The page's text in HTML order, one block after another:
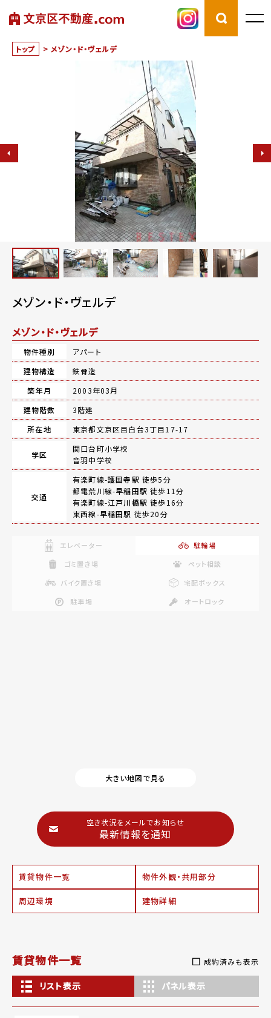
トップ > メゾン・ド・ヴェルデ
メゾン・ド・ヴェルデ
メゾン・ド・ヴェルデ
物件種別
アパート
建物構造
鉄骨造
築年月
2003年03月
建物階数
3階建
所在地
東京都文京区目白台3丁目17-17
学区
関口台町小学校
音羽中学校
交通
有楽町線-護国寺駅 徒歩5分
都電荒川線-早稲田駅 徒歩11分
有楽町線-江戸川橋駅 徒歩16分
東西線-早稲田駅 徒歩20分
エレベーター
駐輪場
ゴミ置き場
ペット相談
バイク置き場
宅配ボックス
駐車場
オートロック
大きい地図で見る
空き状況をメールでお知らせ
最新情報を通知
賃貸物件一覧 物件外観・共用部分
周辺環境 建物詳細
賃貸物件一覧 成約済みも表示
リスト表示 パネル表示